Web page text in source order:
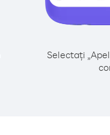
Selectați